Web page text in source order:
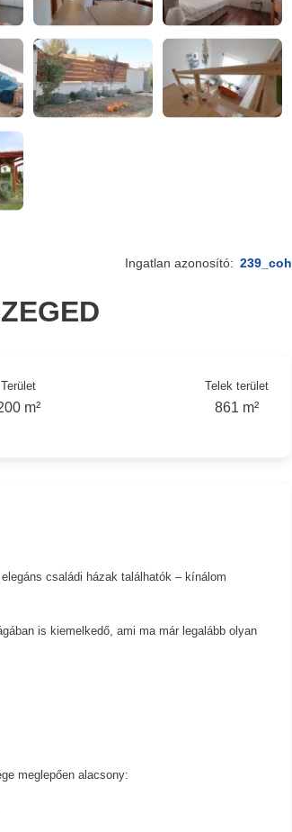
Ingatlan azonosító: 239_coh
Terület
m²
Telek terület
861 m²
családi házak találhatók – kínálom
is kiemelkedő, ami ma már legalább olyan
meglepően alacsony: